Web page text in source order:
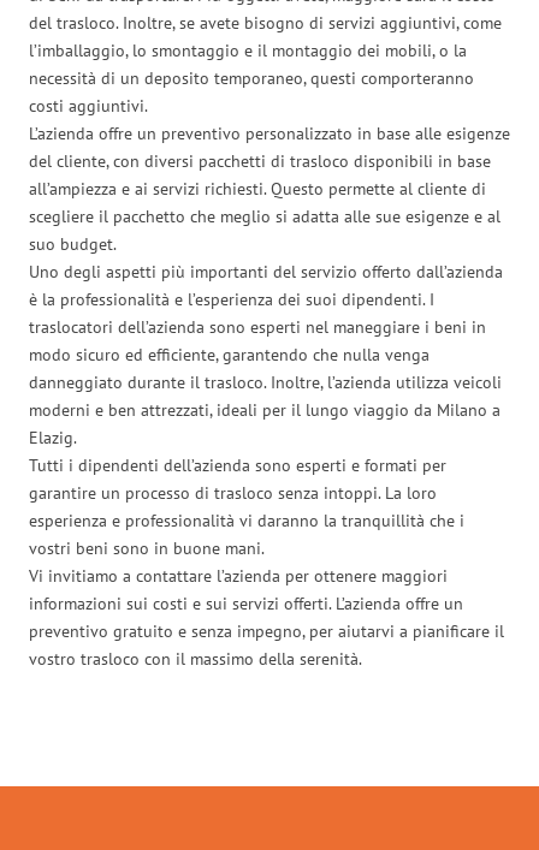
del trasloco. Inoltre, se avete bisogno di servizi aggiuntivi, come
l’imballaggio, lo smontaggio e il montaggio dei mobili, o la
necessità di un deposito temporaneo, questi comporteranno
costi aggiuntivi.
L’azienda offre un preventivo personalizzato in base alle esigenze
del cliente, con diversi pacchetti di trasloco disponibili in base
all’ampiezza e ai servizi richiesti. Questo permette al cliente di
scegliere il pacchetto che meglio si adatta alle sue esigenze e al
suo budget.
Uno degli aspetti più importanti del servizio offerto dall’azienda
è la professionalità e l’esperienza dei suoi dipendenti. I
traslocatori dell’azienda sono esperti nel maneggiare i beni in
modo sicuro ed efficiente, garantendo che nulla venga
danneggiato durante il trasloco. Inoltre, l’azienda utilizza veicoli
moderni e ben attrezzati, ideali per il lungo viaggio da Milano a
Elazig.
Tutti i dipendenti dell’azienda sono esperti e formati per
garantire un processo di trasloco senza intoppi. La loro
esperienza e professionalità vi daranno la tranquillità che i
vostri beni sono in buone mani.
Vi invitiamo a contattare l’azienda per ottenere maggiori
informazioni sui costi e sui servizi offerti. L’azienda offre un
preventivo gratuito e senza impegno, per aiutarvi a pianificare il
vostro trasloco con il massimo della serenità.